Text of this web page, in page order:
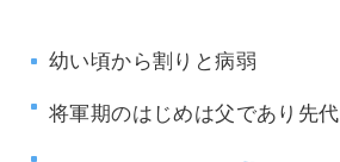
幼い頃から割りと病弱
将軍期のはじめは父であり先代